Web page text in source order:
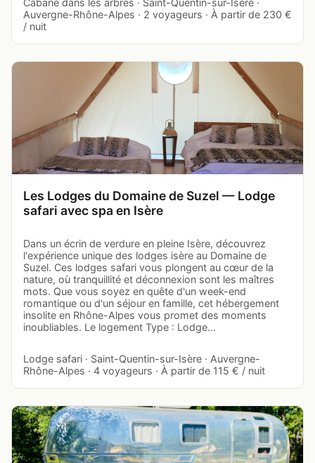
Auvergne-Rhône-Alpes · 2 voyageurs · À partir de 230 €
/ nuit
Les Lodges du Domaine de Suzel — Lodge
safari avec spa en Isère
Dans un écrin de verdure en pleine Isère, découvrez
l'expérience unique des lodges isère au Domaine de
Suzel. Ces lodges safari vous plongent au cœur de la
nature, où tranquillité et déconnexion sont les maîtres
mots. Que vous soyez en quête d'un week-end
romantique ou d'un séjour en famille, cet hébergement
insolite en Rhône-Alpes vous promet des moments
inoubliables. Le logement Type : Lodge…
Lodge safari · Saint-Quentin-sur-Isère · Auvergne-
Rhône-Alpes · 4 voyageurs · À partir de 115 € / nuit